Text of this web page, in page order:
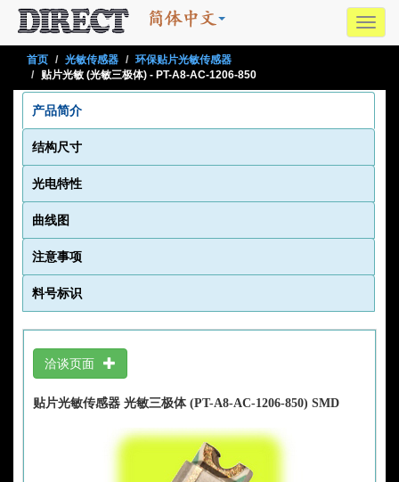
首页 光敏传感器
环保贴片光敏传感器
贴片光敏 (光敏三极体) - PT-A8-AC-1206-850
产品简介
结构尺寸
光电特性
曲线图
注意事项
料号标识
洽谈页面
贴片光敏传感器 光敏三极体 (PT-A8-AC-1206-850) SMD